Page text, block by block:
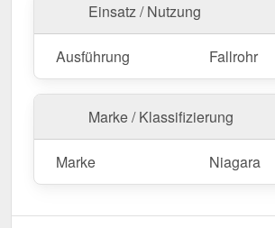
Einsatz / Nutzung
Ausführung Fallrohr
Marke / Klassifizierung
Marke Niagara